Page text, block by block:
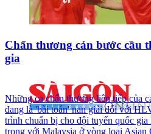
Chấn thương cản bước cầu
gia
Những ca chấn thương liên tiếp của
đang là 'bài toán' nan giải đối với
trình chuẩn bị cho đội tuyển quốc
trọng với Malaysia ở vòng loại Asian